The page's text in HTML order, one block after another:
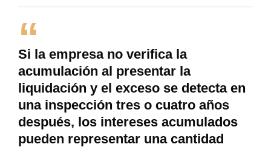
Si la empresa no verifica la
acumulación al presentar la
liquidación y el exceso se detecta en
una inspección tres o cuatro años
después, los intereses acumulados
pueden representar una cantidad